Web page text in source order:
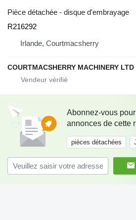
Pièce détachée - disque d'embrayage
R216292
Irlande, Courtmacsherry
COURTMACSHERRY MACHINERY LTD
Abonnez-vous
annonces de cette
pièces détachées